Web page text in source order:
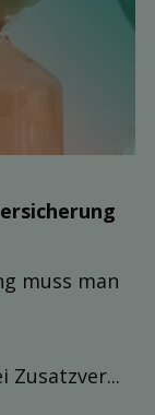
muss man
Zusatzver...